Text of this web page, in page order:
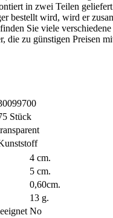
in zwei Teilen
bestellt wird, wird er
Sie viele verschiedene
die zu günstigen Preisen
Stück
4 cm.
5 cm.
0,60cm.
13 g.
No